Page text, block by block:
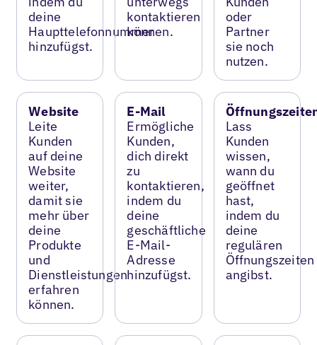
deine
Haupttelefonnummer
hinzufügst.
kontaktieren
können.
oder
Partner
sie noch
nutzen.
Website
Leite
Kunden
auf deine
Website
weiter,
damit sie
mehr über
deine
Produkte
und
Dienstleistungen
erfahren
können.
E-Mail
Ermögliche
Kunden,
dich direkt
zu
kontaktieren,
indem du
deine
geschäftliche
E-Mail-
Adresse
hinzufügst.
Lass
Kunden
wissen,
wann du
geöffnet
hast,
indem du
deine
regulären
Öffnungszeiten
angibst.